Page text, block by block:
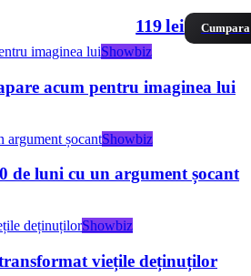
119 lei Cumpara
Showbiz
acum pentru imaginea lui
Showbiz
de luni cu un argument șocant
Showbiz
viețile deținuților